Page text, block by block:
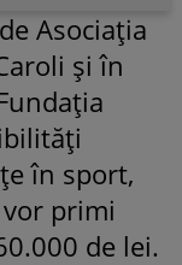
Asociaţia
şi în
în sport,
primi
de lei.